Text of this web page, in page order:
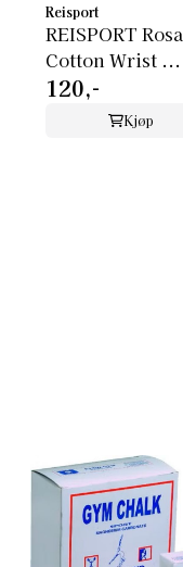
Reisport
REISPORT Rosa
Cotton Wrist ...
120,-
Kjøp